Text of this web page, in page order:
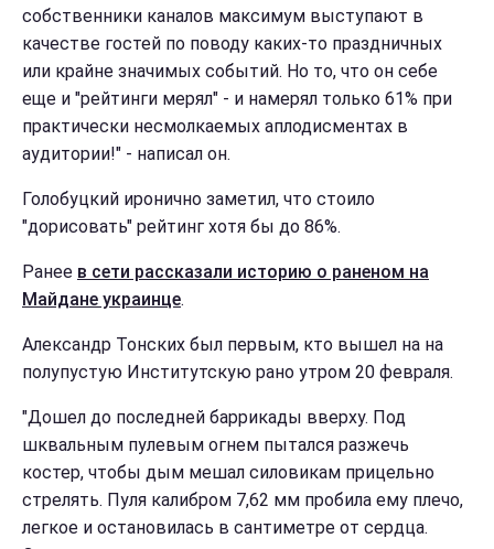
собственники каналов максимум выступают в
качестве гостей по поводу каких-то праздничных
или крайне значимых событий. Но то, что он себе
еще и "рейтинги мерял" - и намерял только 61% при
практически несмолкаемых аплодисментах в
аудитории!" - написал он.
Голобуцкий иронично заметил, что стоило
"дорисовать" рейтинг хотя бы до 86%.
Ранее в сети рассказали историю о раненом на
Майдане украинце.
Александр Тонских был первым, кто вышел на на
полупустую Институтскую рано утром 20 февраля.
"Дошел до последней баррикады вверху. Под
шквальным пулевым огнем пытался разжечь
костер, чтобы дым мешал силовикам прицельно
стрелять. Пуля калибром 7,62 мм пробила ему плечо,
легкое и остановилась в сантиметре от сердца.